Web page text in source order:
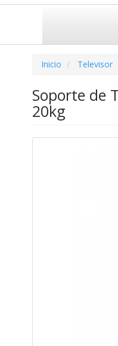
Inicio Televisor
Soporte de
20kg